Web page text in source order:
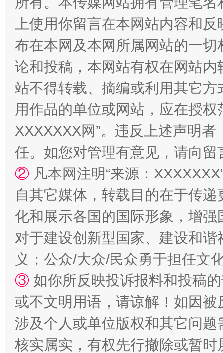
站台名比不上好声名
漫山遍野的桃花与雪山、麦地、白藏房 除
招工难、用工荒背后
上使用你留言在本网站内容和
布在本网及本网所属网站的一
论和投稿，本网站有权在网站
站不得转载、摘编或利用其它
用作品的单位或网站，应在授
XXXXXXX网”。违反上述声明
任。如您对管理有意见，请向
② 凡本网注明“来源：
自其它媒体，转载目的在于传
化和展示各国的国际形象，增
对于建设创新型国家、建设和
义；公众/大众/民众勇于担任文
③ 如你所反映投诉报料和投稿
或不文明用语，请谅解！如因
涉及个人或单位版权和其它问题
核实属实，有权先行撤除或暂